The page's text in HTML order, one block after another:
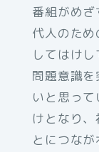
番組がめ
代人のた
してはけ
問題意識
いと思っ
けとなり
とにつな